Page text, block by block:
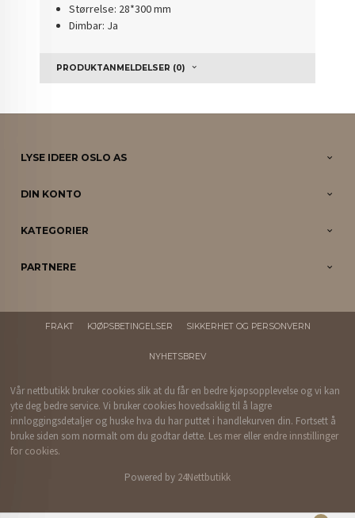
Størrelse: 28*300 mm
Dimbar: Ja
PRODUKTANMELDELSER (0)
LYSE IDEER OSLO AS
DIN KONTO
KATEGORIER
PARTNERE
FRAKT KJØPSBETINGELSER SIKKERHET OG PERSONVERN
NYHETSBREV
Vår nettbutikk bruker cookies slik at du får en bedre kjøpsopplevelse og vi kan
yte deg bedre service. Vi bruker cookies hovedsaklig til å lagre
innloggingsdetaljer og huske hva du har puttet i handlekurven din. Fortsett å
bruke siden som normalt om du godtar dette. Les mer eller endre innstillinger
for cookies.
Powered by 24Nettbutikk